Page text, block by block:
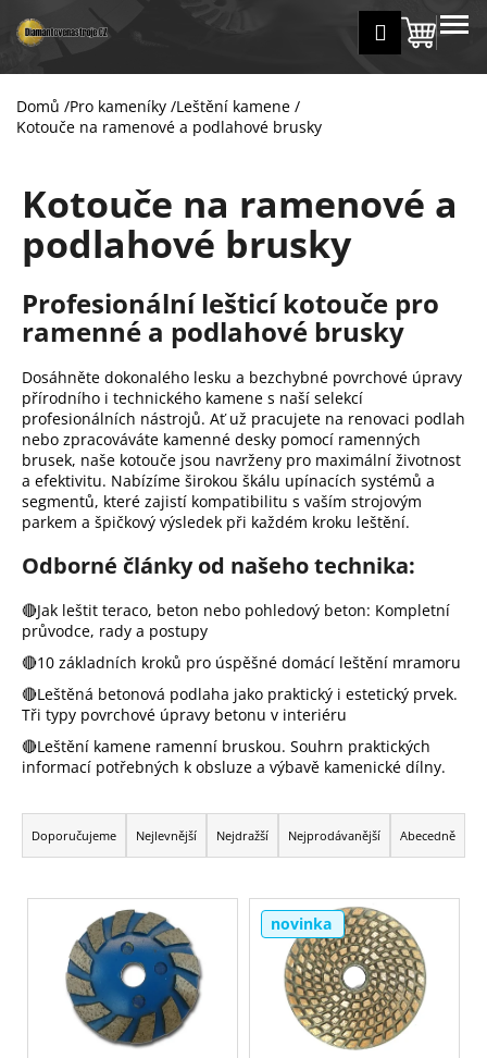
na
obsah
Přihlášení
košík
MENU
Domů /Pro kameníky /Leštění kamene /
Kotouče na ramenové a podlahové brusky
Kotouče na ramenové a
podlahové brusky
Profesionální lešticí kotouče pro
ramenné a podlahové brusky
Dosáhněte dokonalého lesku a bezchybné povrchové úpravy
přírodního i technického kamene s naší selekcí
profesionálních nástrojů. Ať už pracujete na renovaci podlah
nebo zpracováváte kamenné desky pomocí ramenných
brusek, naše kotouče jsou navrženy pro maximální životnost
a efektivitu. Nabízíme širokou škálu upínacích systémů a
segmentů, které zajistí kompatibilitu s vaším strojovým
parkem a špičkový výsledek při každém kroku leštění.
Odborné články od našeho technika:
🔴Jak leštit teraco, beton nebo pohledový beton: Kompletní
průvodce, rady a postupy
🔴10 základních kroků pro úspěšné domácí leštění mramoru
🔴Leštěná betonová podlaha jako praktický i estetický prvek.
Tři typy povrchové úpravy betonu v interiéru
🔴Leštění kamene ramenní bruskou. Souhrn praktických
informací potřebných k obsluze a výbavě kamenické dílny.
Ř
a
z
e
Doporučujeme Nejlevnější Nejdražší Nejprodávanější Abecedně
V
novinka
š
Zpět
Zpět
C
o
t
ř
e
b
u
j
e
t
e
n
a
j
í
t
?
Hledat
o
p
o
r